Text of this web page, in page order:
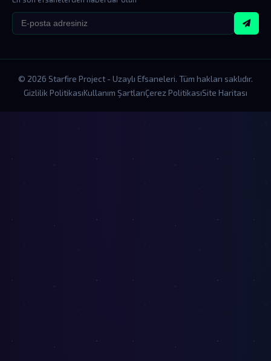
© 2026 Starfire Project - Uzaylı Efsaneleri. Tüm hakları saklıdır.
Gizlilik PolitikasıKullanım ŞartlarıÇerez PolitikasıSite Haritası